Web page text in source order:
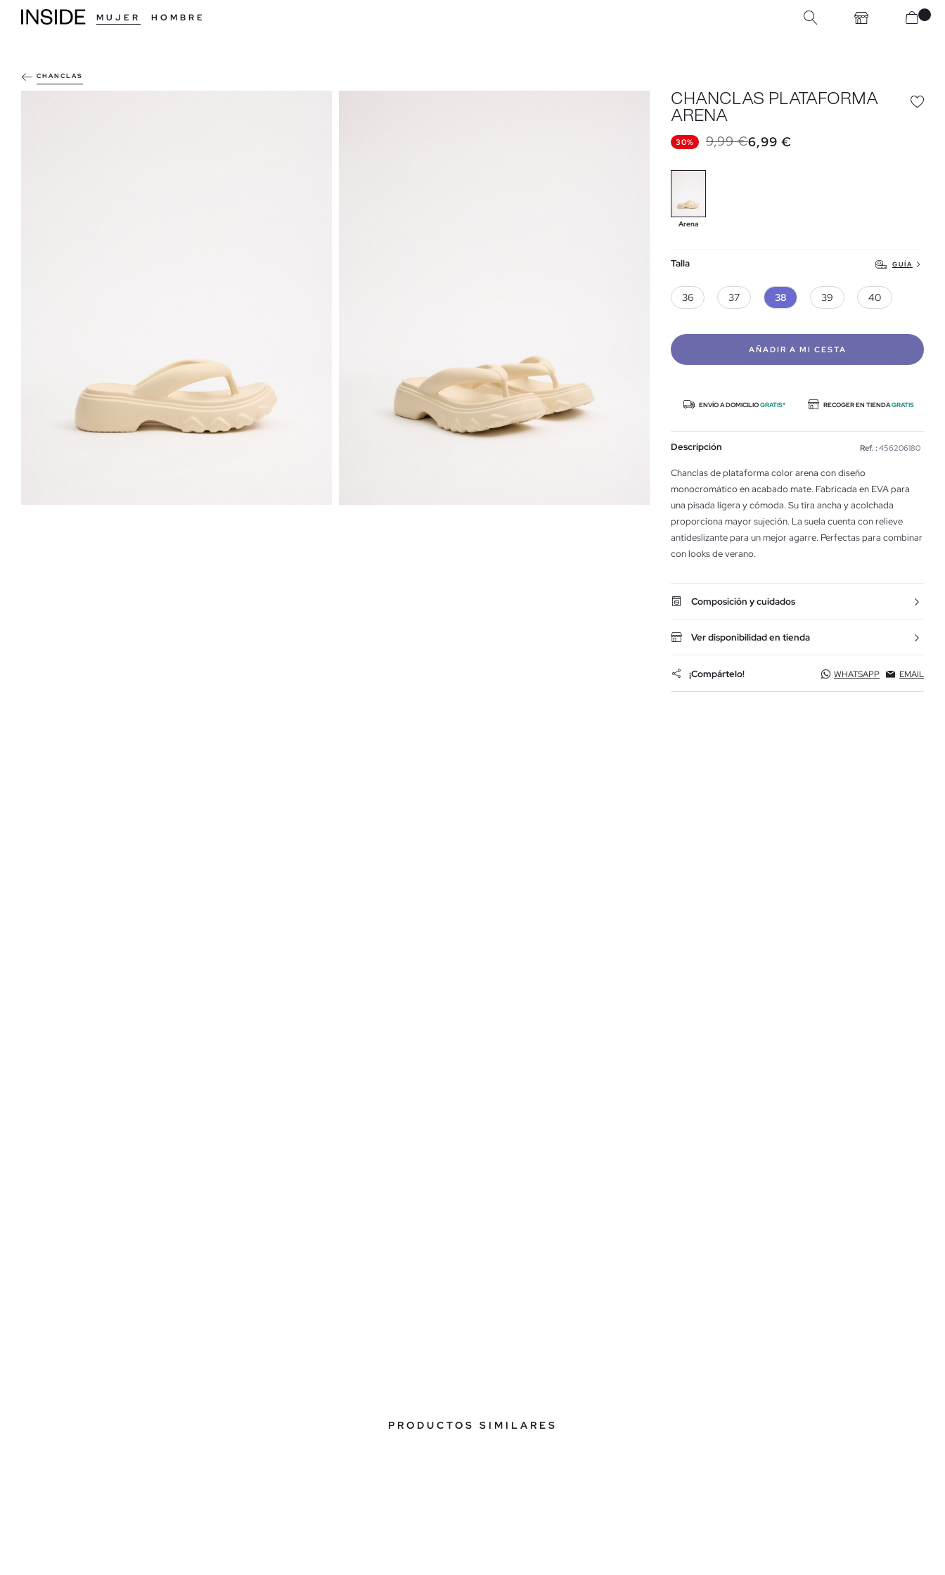
MUJER HOMBRE
CHANCLAS
CHANCLAS PLATAFORMA
ARENA
30% 9,99 €6,99 €
Arena
Talla GUÍA
36 37 38 39 40
AÑADIR A MI CESTA
ENVÍO A DOMICILIOGRATIS* RECOGER EN TIENDAGRATIS
Descripción Ref. : 456206180
Chanclas de plataforma color arena con diseño
monocromático en acabado mate. Fabricada en EVA para
una pisada ligera y cómoda. Su tira ancha y acolchada
proporciona mayor sujeción. La suela cuenta con relieve
antideslizante para un mejor agarre. Perfectas para combinar
con looks de verano.
Composición y cuidados
Ver disponibilidad en tienda
¡Compártelo! WHATSAPP EMAIL
PRODUCTOS SIMILARES